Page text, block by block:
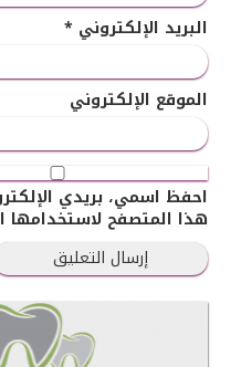
البريد الإلكتروني *
الموقع الإلكتروني
احفظ اسمي، بريدي
هذا المتصفح لاستخدامها